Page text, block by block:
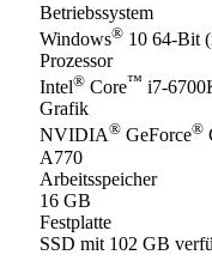
Betriebssystem
Windows® 10 64-Bit
Prozessor
Intel® Core™ i7-
Grafik
NVIDIA® GeForce®
A770
Arbeitsspeicher
16 GB
Festplatte
SSD mit 102 GB